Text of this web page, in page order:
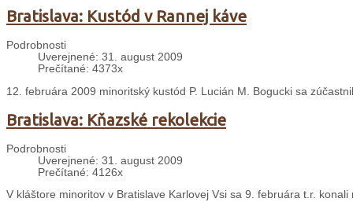
Bratislava: Kustód v Rannej káve
Podrobnosti
Uverejnené: 31. august 2009
Prečítané: 4373x
12. februára 2009 minoritský kustód P. Lucián M. Bogucki sa
Bratislava: Kňazské rekolekcie
Podrobnosti
Uverejnené: 31. august 2009
Prečítané: 4126x
V kláštore minoritov v Bratislave Karlovej Vsi sa 9. februára t.r.